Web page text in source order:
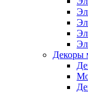
Декоры